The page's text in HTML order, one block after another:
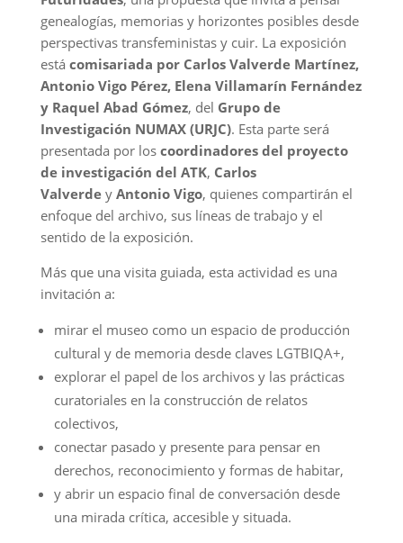
genealogías, memorias y horizontes posibles desde
perspectivas transfeministas y cuir. La exposición
está comisariada por Carlos Valverde Martínez,
Antonio Vigo Pérez, Elena Villamarín Fernández
y Raquel Abad Gómez, del Grupo de
Investigación NUMAX (URJC). Esta parte será
presentada por los coordinadores del proyecto
de investigación del ATK, Carlos
Valverdey Antonio Vigo, quienes compartirán el
enfoque del archivo, sus líneas de trabajo y el
sentido de la exposición.
Más que una visita guiada, esta actividad es una
invitación a:
mirar el museo como un espacio de producción
cultural y de memoria desde claves LGTBIQA+,
explorar el papel de los archivos y las prácticas
curatoriales en la construcción de relatos
colectivos,
conectar pasado y presente para pensar en
derechos, reconocimiento y formas de habitar,
y abrir un espacio final de conversación desde
una mirada crítica, accesible y situada.